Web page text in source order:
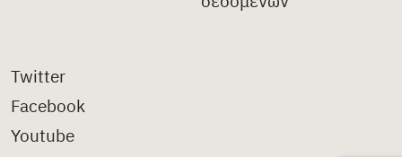
Twitter
Facebook
Youtube